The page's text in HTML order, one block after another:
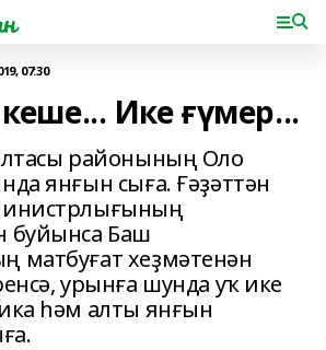
07:30
Ике ғүмер...
районының Оло
янғын сыға. Ғәҙәттән
буйынса Баш
матбуғат хеҙмәтенән
урынға шунда уҡ ике
һәм алты янғын